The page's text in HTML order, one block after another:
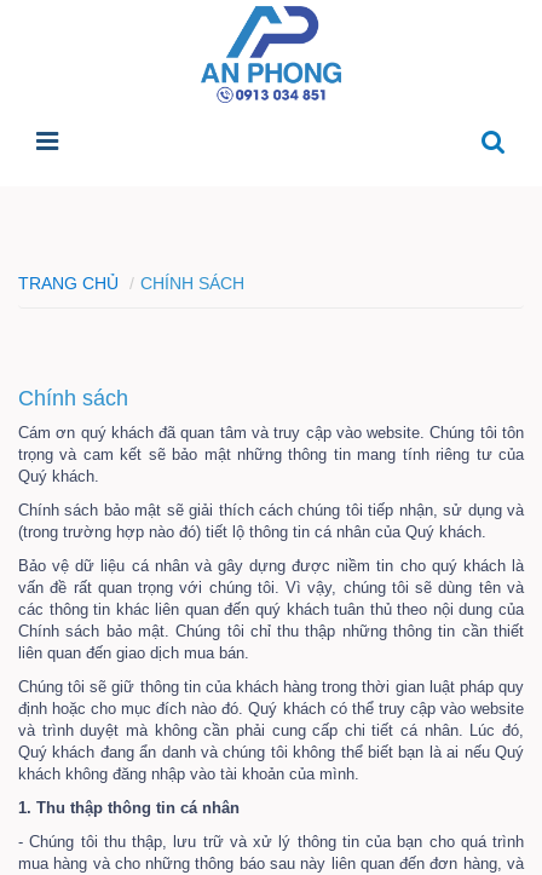
TRANG CHỦ CHÍNH SÁCH
Chính sách
Cám ơn quý khách đã quan tâm và truy cập vào website. Chúng tôi tôn
trọng và cam kết sẽ bảo mật những thông tin mang tính riêng tư của
Quý khách.
Chính sách bảo mật sẽ giải thích cách chúng tôi tiếp nhận, sử dụng và
(trong trường hợp nào đó) tiết lộ thông tin cá nhân của Quý khách.
Bảo vệ dữ liệu cá nhân và gây dựng được niềm tin cho quý khách là
vấn đề rất quan trọng với chúng tôi. Vì vậy, chúng tôi sẽ dùng tên và
các thông tin khác liên quan đến quý khách tuân thủ theo nội dung của
Chính sách bảo mật. Chúng tôi chỉ thu thập những thông tin cần thiết
liên quan đến giao dịch mua bán.
Chúng tôi sẽ giữ thông tin của khách hàng trong thời gian luật pháp quy
định hoặc cho mục đích nào đó. Quý khách có thể truy cập vào website
và trình duyệt mà không cần phải cung cấp chi tiết cá nhân. Lúc đó,
Quý khách đang ẩn danh và chúng tôi không thể biết bạn là ai nếu Quý
khách không đăng nhập vào tài khoản của mình.
1. Thu thập thông tin cá nhân
- Chúng tôi thu thập, lưu trữ và xử lý thông tin của bạn cho quá trình
mua hàng và cho những thông báo sau này liên quan đến đơn hàng, và